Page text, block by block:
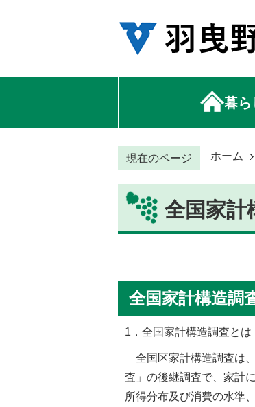
暮ら
現在のページ ホーム
全国家計
全国家計構造調
1．全国家計構造調査とは
全国区家計構造調査は
査」の後継調査で、家計
所得分布及び消費の水準